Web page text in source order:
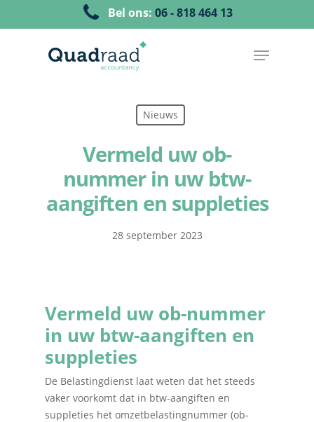
Bel ons: 06 - 818 464 13
Nieuws
Vermeld uw ob-
nummer in uw btw-
aangiften en suppleties
28 september 2023
Vermeld uw ob-nummer
in uw btw-aangiften en
suppleties
De Belastingdienst laat weten dat het steeds
vaker voorkomt dat in btw-aangiften en
suppleties het omzetbelastingnummer (ob-